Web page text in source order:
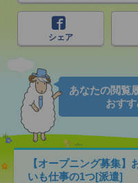
シェア
あなたの閲覧
おす
【オープニング募集
いも仕事の1つ[派遣]